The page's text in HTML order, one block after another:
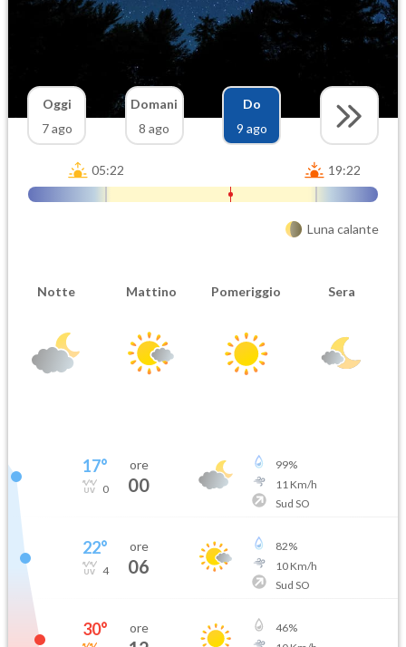
Oggi
7 ago
Domani
8 ago
Do
9 ago
05:22 19:22
Luna calante
Notte Mattino Pomeriggio Sera
17°
0
ore
00
99%
11 Km/h
Sud SO
22°
4
ore
06
82%
10Km/h
Sud SO
30° ore 46%